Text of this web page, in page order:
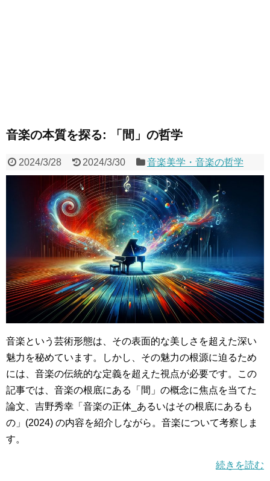
音楽の本質を探る: 「間」の哲学
2024/3/28 2024/3/30 音楽美学・音楽の哲学
音楽という芸術形態は、その表面的な美しさを超えた深い
魅力を秘めています。しかし、その魅力の根源に迫るため
には、音楽の伝統的な定義を超えた視点が必要です。この
記事では、音楽の根底にある「間」の概念に焦点を当てた
論文、吉野秀幸「音楽の正体_あるいはその根底にあるも
の」(2024) の内容を紹介しながら。音楽について考察しま
す。
続きを読む